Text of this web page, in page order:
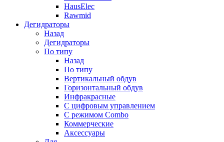
HausElec
Rawmid
Дегидраторы
Назад
Дегидраторы
По типу
Назад
По типу
Вертикальный обдув
Горизонтальный обдув
Инфракрасные
С цифровым управлением
С режимом Combo
Коммерческие
Аксессуары